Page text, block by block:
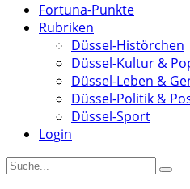
Fortuna-Punkte
Rubriken
Düssel-Histörchen
Düssel-Kultur &
Düssel-Leben &
Düssel-Politik &
Düssel-Sport
Login